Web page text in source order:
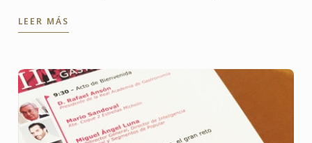
miembro del ...
LEER MÁS